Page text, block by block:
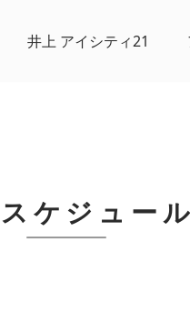
井上 アイシティ21
ケジュール